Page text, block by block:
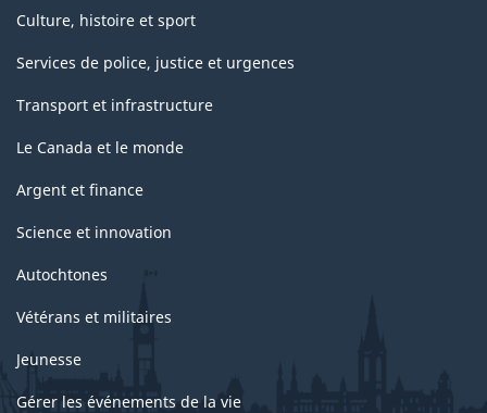
Culture, histoire et sport
Services de police, justice et urgences
Transport et infrastructure
Le Canada et le monde
Argent et finance
Science et innovation
Autochtones
Vétérans et militaires
Jeunesse
Gérer les événements de la vie